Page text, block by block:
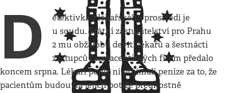
D
etektivka z lékařského prostředí je
u soudu. Státní zastupitelství pro Prahu
2 mu obžalobu devíti lékařů a šestnácti
zástupců farmaceutických firem předalo
koncem srpna. Lékaři podle ní přijímali peníze za to, že
pacientům budou na jejich potíže přednostně